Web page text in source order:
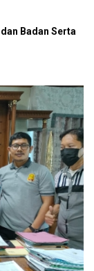
Badan Serta